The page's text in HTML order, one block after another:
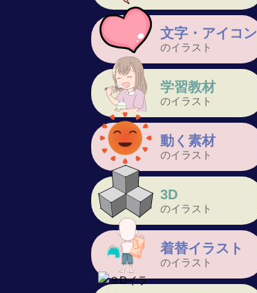
文字・アイコン
のイラスト
学習教材
のイラスト
動く素材
のイラスト
3D
のイラスト
着替イラスト
のイラスト